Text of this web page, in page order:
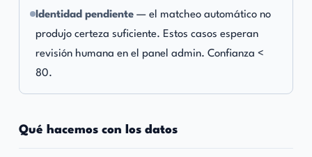
Identidad pendiente — el matcheo automático no
produjo certeza suficiente. Estos casos esperan
revisión humana en el panel admin. Confianza <
80.
Qué hacemos con los datos